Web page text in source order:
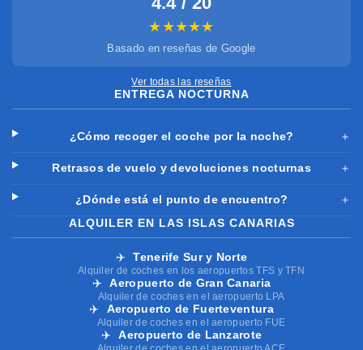
★★★★★
Basado en reseñas de Google
Ver todas las reseñas
ENTREGA NOCTURNA
¿Cómo recoger el coche por la noche? ＋
Retrasos de vuelo y devoluciones nocturnas ＋
¿Dónde está el punto de encuentro?
＋
ALQUILER EN LAS ISLAS CANARIAS
✈️ Tenerife Sur y Norte
Alquiler de coches en los aeropuertos TFS y TFN
✈️ Aeropuerto de Gran Canaria
Alquiler de coches en el aeropuerto LPA
✈️ Aeropuerto de Fuerteventura
Alquiler de coches en el aeropuerto FUE
✈️ Aeropuerto de Lanzarote